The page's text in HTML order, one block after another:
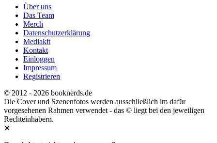
Über uns
Das Team
Merch
Datenschutzerklärung
Mediakit
Kontakt
Einloggen
Impressum
Registrieren
© 2012 - 2026 booknerds.de
Die Cover und Szenenfotos werden ausschließlich im dafür
vorgesehenen Rahmen verwendet - das © liegt bei den jeweiligen
Rechteinhabern.
✕